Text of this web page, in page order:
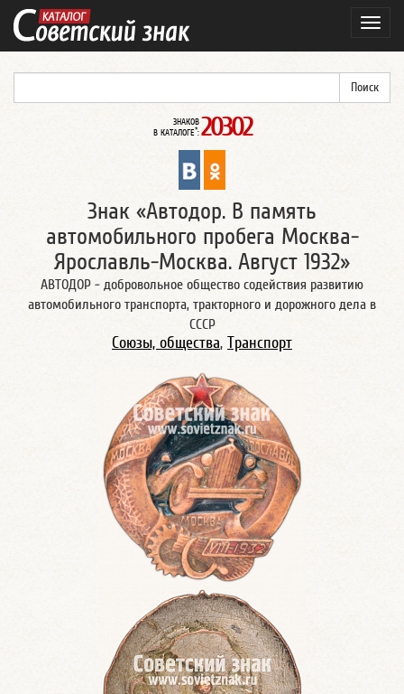
ЗНАКОВ
В КАТАЛОГЕ*: 20302
Знак «Автодор. В память
автомобильного пробега Москва-
Ярославль-Москва. Август 1932»
АВТОДОР - добровольное общество содействия развитию
автомобильного транспорта, тракторного и дорожного дела в
СССР
Союзы, общества, Транспорт